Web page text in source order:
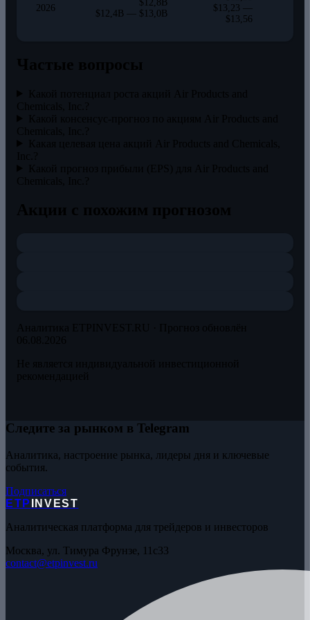
2026
$12,8B
$12,4B — $13,0B
$13,23 —
$13,56
Следите за рынком в Telegram
Аналитика, настроение рынка, лидеры дня и ключевые
события.
Подписаться
ETP
INVEST
Аналитическая платформа для трейдеров и инвесторов
Москва, ул. Тимура Фрунзе, 11с33
contact@etpinvest.ru